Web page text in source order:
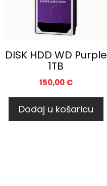
DISK HDD WD Purple
1TB
150,00€
Dodaj u košaricu